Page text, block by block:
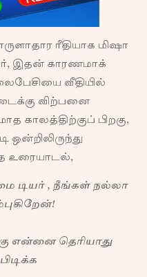
ரீதியாக மிஷா
இதன் காரணமாக்
வீதியில்
விற்பனை
காலத்திற்குப் பிறகு,
உரையாடல்,
, நீங்கள் நல்லா
என்னை தெரியாது